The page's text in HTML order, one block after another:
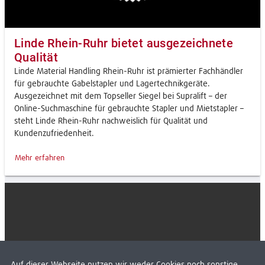
Linde Rhein-Ruhr bietet ausgezeichnete
Qualität
Linde Material Handling Rhein-Ruhr ist prämierter Fachhändler
für gebrauchte Gabelstapler und Lagertechnikgeräte.
Ausgezeichnet mit dem Topseller Siegel bei Supralift – der
Online-Suchmaschine für gebrauchte Stapler und Mietstapler –
steht Linde Rhein-Ruhr nachweislich für Qualität und
Kundenzufriedenheit.
Mehr erfahren